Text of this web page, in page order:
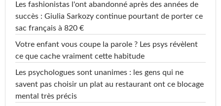
Les fashionistas l'ont abandonné après des années de
succès : Giulia Sarkozy continue pourtant de porter ce
sac français à 820 €
Votre enfant vous coupe la parole ? Les psys révèlent
ce que cache vraiment cette habitude
Les psychologues sont unanimes : les gens qui ne
savent pas choisir un plat au restaurant ont ce blocage
mental très précis